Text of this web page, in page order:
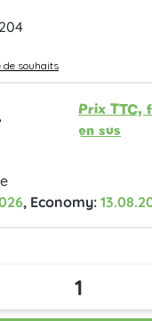
de souhaits
Prix TTC,
en sus
, Economy: